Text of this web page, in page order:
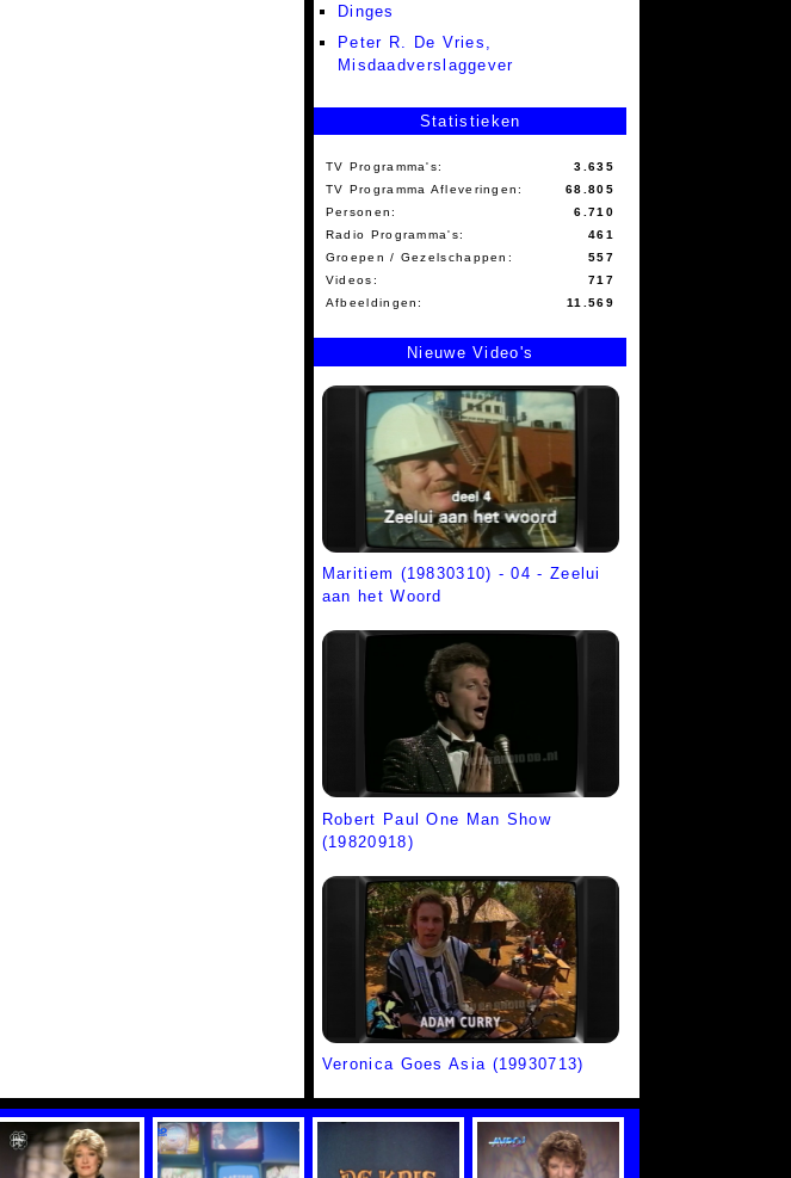
Dinges
Peter R. De Vries,
Misdaadverslaggever
Statistieken
TV Programma's:
3.635
TV Programma Afleveringen:
68.805
Personen:
6.710
Radio Programma's:
461
Groepen / Gezelschappen:
557
Videos:
717
Afbeeldingen:
11.569
Nieuwe Video's
Maritiem (19830310) - 04 - Zeelui
aan het Woord
Robert Paul One Man Show
(19820918)
Veronica Goes Asia (19930713)